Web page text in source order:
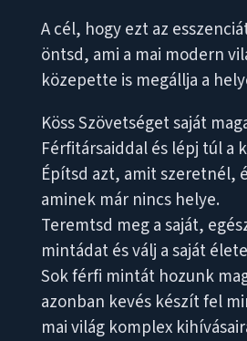
A cél, hogy ezt az
öntsd, ami a mai modern
közepette is megállja a
Köss Szövetséget saját
Férfitársaiddal és lépj túl a
Építsd azt, amit szeretnél,
aminek már nincs helye.
Teremtsd meg a saját,
mintádat és válj a saját
Sok férfi mintát hozunk
azonban kevés készít fel
mai világ komplex